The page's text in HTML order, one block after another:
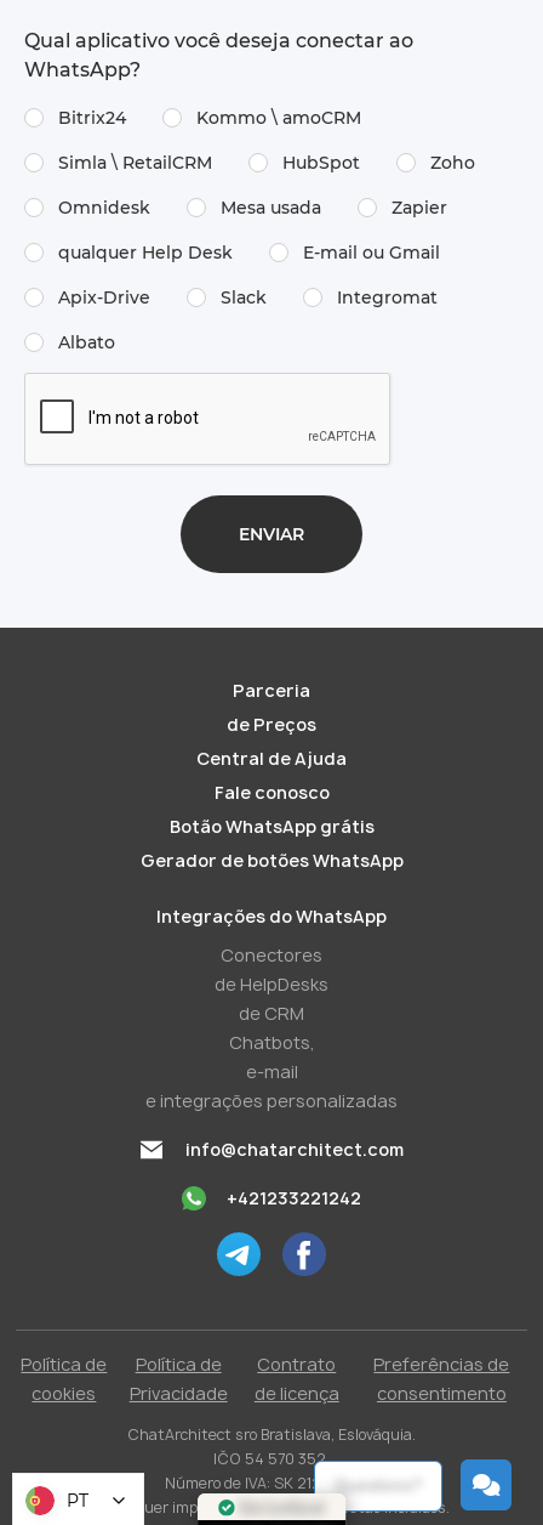
Qual aplicativo você deseja conectar ao
WhatsApp?
Bitrix24 Kommo \ amoCRM
Simla \ RetailCRM HubSpot Zoho
Omnidesk Mesa usada Zapier
qualquer Help Desk E-mail ou Gmail
Apix-Drive Slack Integromat
Albato
Parceria
de Preços
Central de Ajuda
Fale conosco
Botão WhatsApp grátis
Gerador de botões WhatsApp
Integrações do WhatsApp
Conectores
de HelpDesks
de CRM
Chatbots,
e-mail
e integrações personalizadas
info@chatarchitect.com
+421233221242
Política de
cookies
Política de
Privacidade
Contrato
de licença
Preferências de
consentimento
ChatArchitect sro Bratislava, Eslováquia.
IČO 54 570 352.
Número de IVA: SK 2121731304.
Quaisquer impostos aplicáveis ​​não estão incluídos.
PT
Questions?